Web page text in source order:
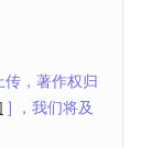
，著作权归
] ，我们将及